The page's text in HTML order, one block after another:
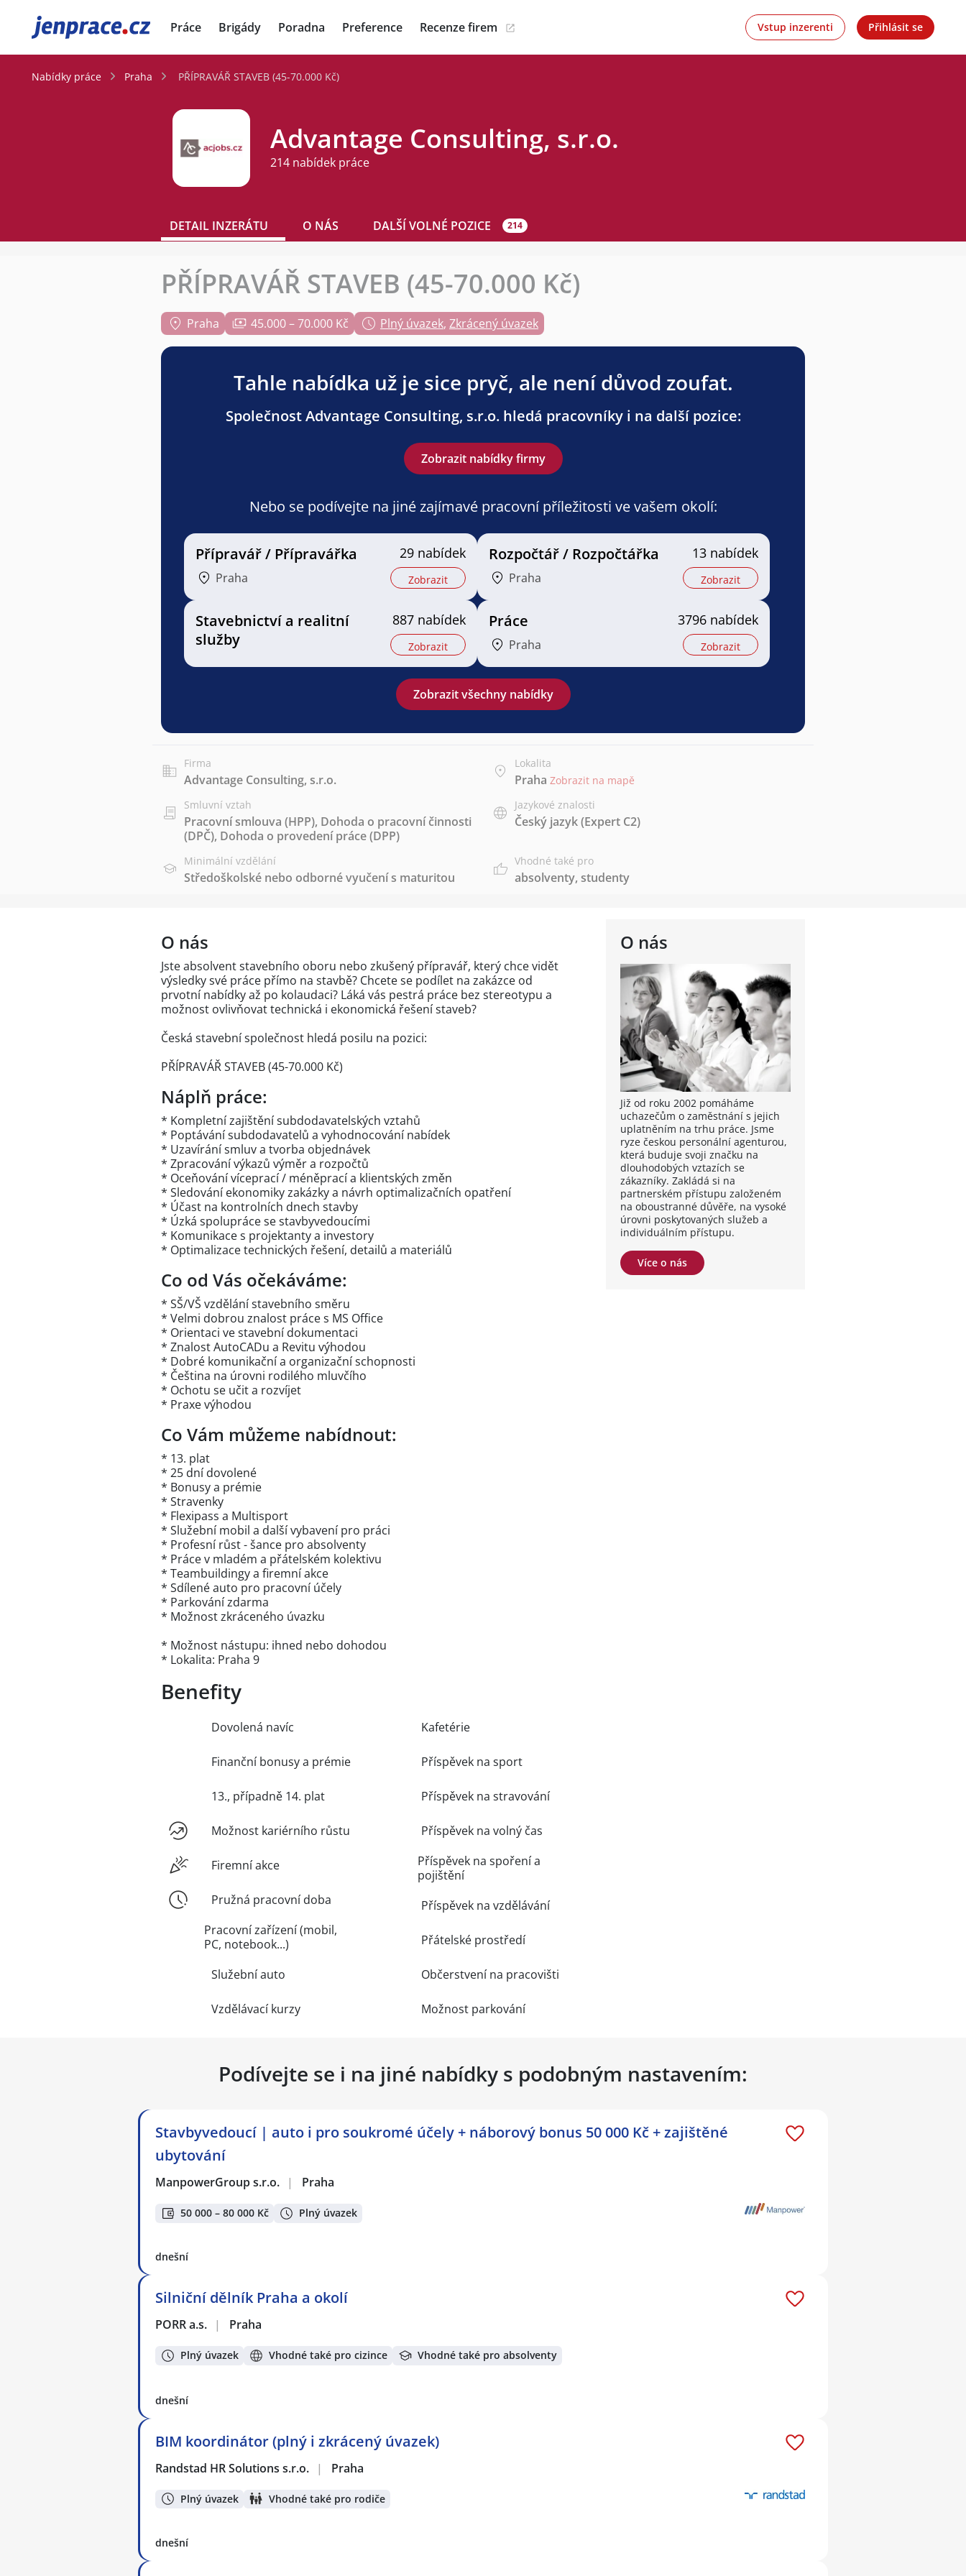
JenPráce.cz Práce Brigády Poradna Preference Recenze firem Vstup inzerenti Přihlásit se
Nabídky práce Praha PŘÍPRAVÁŘ STAVEB (45-70.000 Kč)
Advantage Consulting, s.r.o.
214 nabídek práce
DETAIL INZERÁTU O NÁS DALŠÍ VOLNÉ POZICE 214
PŘÍPRAVÁŘ STAVEB (45-70.000 Kč)
Praha 45.000 – 70.000 Kč Plný úvazek, Zkrácený úvazek
Tahle nabídka už je sice pryč, ale není důvod zoufat.
Společnost Advantage Consulting, s.r.o. hledá pracovníky i na další pozice:
Zobrazit nabídky firmy
Nebo se podívejte na jiné zajímavé pracovní příležitosti ve vašem okolí:
Přípravář / Přípravářka
Praha
29 nabídek
Zobrazit
Rozpočtář / Rozpočtářka
Praha
13 nabídek
Zobrazit
Stavebnictví a realitní
služby
887 nabídek
Zobrazit
Práce
Praha
3796 nabídek
Zobrazit
Zobrazit všechny nabídky
Firma
Advantage Consulting, s.r.o.
Lokalita
Praha Zobrazit na mapě
Smluvní vztah
Pracovní smlouva (HPP), Dohoda o pracovní činnosti
(DPČ), Dohoda o provedení práce (DPP)
Jazykové znalosti
Český jazyk(Expert C2)
Minimální vzdělání
Středoškolské nebo odborné vyučení s maturitou
Vhodné také pro
absolventy, studenty
O nás
Již od roku 2002 pomáháme
uchazečům o zaměstnání s jejich
uplatněním na trhu práce. Jsme
ryze českou personální agenturou,
která buduje svoji značku na
dlouhodobých vztazích se
zákazníky. Zakládá si na
partnerském přístupu založeném
na oboustranné důvěře, na vysoké
úrovni poskytovaných služeb a
individuálním přístupu.
Více o nás
O nás
Jste absolvent stavebního oboru nebo zkušený přípravář, který chce vidět
výsledky své práce přímo na stavbě? Chcete se podílet na zakázce od
prvotní nabídky až po kolaudaci? Láká vás pestrá práce bez stereotypu a
možnost ovlivňovat technická i ekonomická řešení staveb?
Česká stavební společnost hledá posilu na pozici:
PŘÍPRAVÁŘ STAVEB (45-70.000 Kč)
Náplň práce:
* Kompletní zajištění subdodavatelských vztahů
* Poptávání subdodavatelů a vyhodnocování nabídek
* Uzavírání smluv a tvorba objednávek
* Zpracování výkazů výměr a rozpočtů
* Oceňování víceprací / méněprací a klientských změn
* Sledování ekonomiky zakázky a návrh optimalizačních opatření
* Účast na kontrolních dnech stavby
* Úzká spolupráce se stavbyvedoucími
* Komunikace s projektanty a investory
* Optimalizace technických řešení, detailů a materiálů
Co od Vás očekáváme:
* SŠ/VŠ vzdělání stavebního směru
* Velmi dobrou znalost práce s MS Office
* Orientaci ve stavební dokumentaci
* Znalost AutoCADu a Revitu výhodou
* Dobré komunikační a organizační schopnosti
* Čeština na úrovni rodilého mluvčího
* Ochotu se učit a rozvíjet
* Praxe výhodou
Co Vám můžeme nabídnout:
* 13. plat
* 25 dní dovolené
* Bonusy a prémie
* Stravenky
* Flexipass a Multisport
* Služební mobil a další vybavení pro práci
* Profesní růst - šance pro absolventy
* Práce v mladém a přátelském kolektivu
* Teambuildingy a firemní akce
* Sdílené auto pro pracovní účely
* Parkování zdarma
* Možnost zkráceného úvazku
* Možnost nástupu: ihned nebo dohodou
* Lokalita: Praha 9
Benefity
Dovolená navíc
Finanční bonusy a prémie
13., případně 14. plat
Možnost kariérního růstu
Firemní akce
Pružná pracovní doba
Pracovní zařízení (mobil,
PC, notebook...)
Služební auto
Vzdělávací kurzy
Kafetérie
Příspěvek na sport
Příspěvek na stravování
Příspěvek na volný čas
Příspěvek na spoření a
pojištění
Příspěvek na vzdělávání
Přátelské prostředí
Občerstvení na pracovišti
Možnost parkování
Podívejte se i na jiné nabídky s podobným nastavením:
Stavbyvedoucí | auto i pro soukromé účely + náborový bonus 50 000 Kč + zajištěné
ubytování
ManpowerGroup s.r.o. | Praha
50 000 – 80 000 Kč Plný úvazek
dnešní
Silniční dělník Praha a okolí
PORR a.s. | Praha
Plný úvazek Vhodné také pro cizince Vhodné také pro absolventy
dnešní
BIM koordinátor (plný i zkrácený úvazek)
Randstad HR Solutions s.r.o. | Praha
Plný úvazek Vhodné také pro rodiče
dnešní